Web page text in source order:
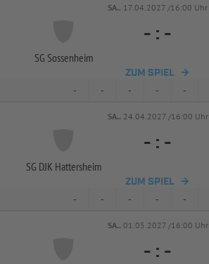
SA.. 17.04.2027 /16:00 Uhr
SG Sossenheim
- : -
ZUM SPIEL
- - - - -
SA.. 24.04.2027 /16:00 Uhr
SG DJK Hattersheim
- : -
ZUM SPIEL
- - - - -
SA.. 01.05.2027 /16:00 Uhr
- : -